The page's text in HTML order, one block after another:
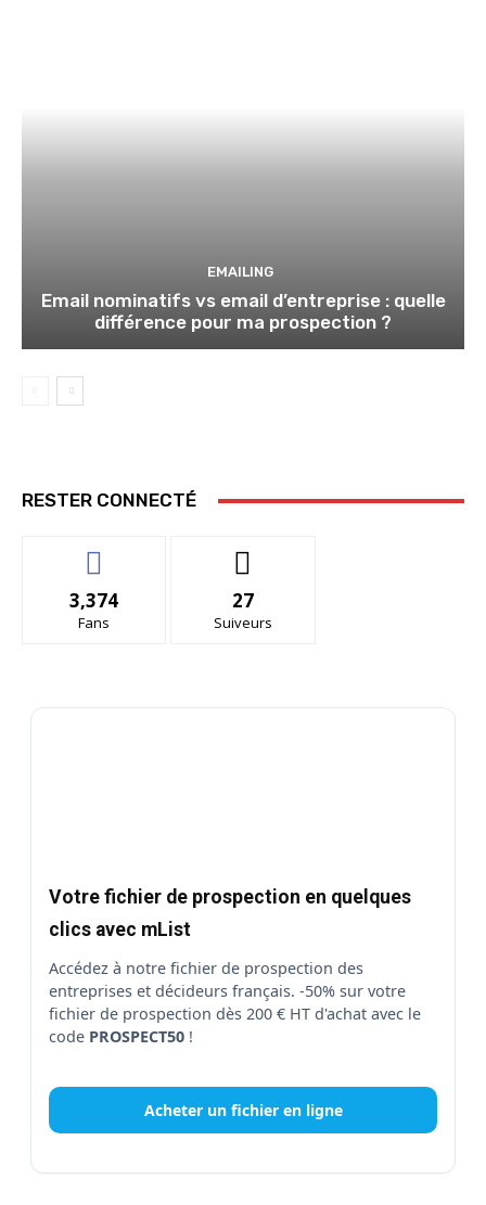
EMAILING
Email nominatifs vs email d’entreprise : quelle
différence pour ma prospection ?
RESTER CONNECTÉ
3,374
Fans
27
Suiveurs
Votre fichier de prospection en quelques
clics avec mList
Accédez à notre fichier de prospection des
entreprises et décideurs français. -50% sur votre
fichier de prospection dès 200 € HT d'achat avec le
code PROSPECT50 !
Acheter un fichier en ligne